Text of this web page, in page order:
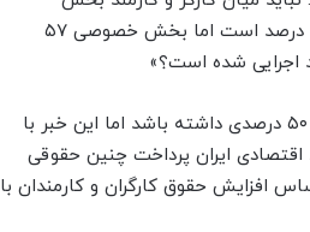
خصوصی و دولتی تبعیض قائل شد. بر اساس کدام مبنا افزایش حقوق دولتی ۱۰ درصد است اما بخش خصوصی ۵۷
این انتقاد در حالی مطرح شده است که قرار بود در سال جدید حقوق‌ها افزایش ۵۰ درصدی داشته باشد اما این خبر با
اقتصادی ایران پرداخت چنین حقوقی
افزایش حقوق کارگران و کارمندان با